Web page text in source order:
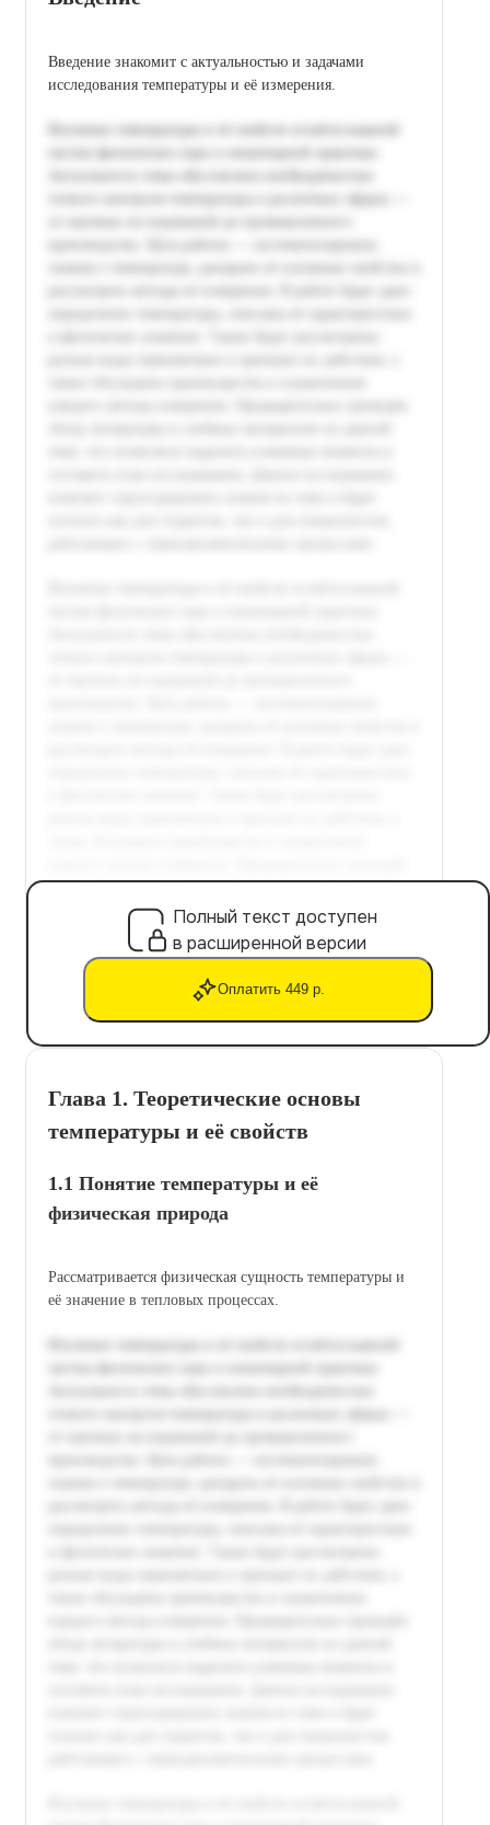
Введение знакомит с актуальностью и задачами
исследования температуры и её измерения.
Полный текст доступен
в расширенной версии
Оплатить 449 р.
Глава 1. Теоретические основы
температуры и её свойств
1.1 Понятие температуры и её
физическая природа
Рассматривается физическая сущность температуры и
её значение в тепловых процессах.